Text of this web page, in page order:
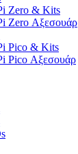
Zero & Kits
Zero Αξεσουάρ
Pico & Kits
Pico Αξεσουάρ